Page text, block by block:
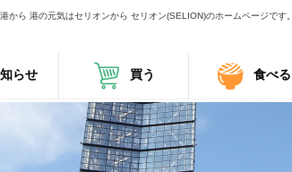
から 港の元気はセリオンから セリオン(SELION)のホームページです。
らせ 買う 食べる